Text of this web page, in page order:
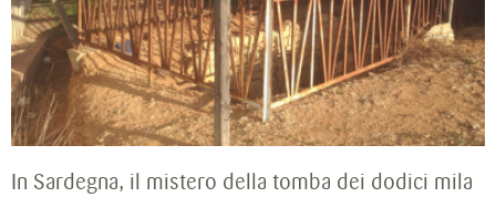
In Sardegna, il mistero della tomba dei dodici mila